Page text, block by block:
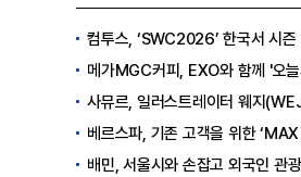
컴투스, ‘SWC2026’ 한국서 시즌 개막…10회 역사를 이
메가MGC커피, EXO와 함께 '오늘의 미션: 무사 퇴근'
사뮤르, 일러스트레이터 웨지(WEJI)와 협업한 '이
베르스파, 기존 고객을 위한 ‘MAX 보상판
배민, 서울시와 손잡고 외국인 관광객 위한